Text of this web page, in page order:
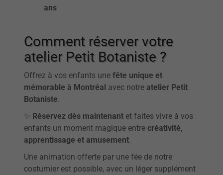
ans
Comment réserver votre
atelier Petit Botaniste ?
Offrez à vos enfants une fête unique et
mémorable à Montréal avec notre atelier Petit
Botaniste.
✨ Réservez dès maintenant et faites vivre à vos
enfants un moment magique entre créativité,
apprentissage et amusement.
Une animation offerte par une fée de notre
costumier est possible, avec un léger supplément